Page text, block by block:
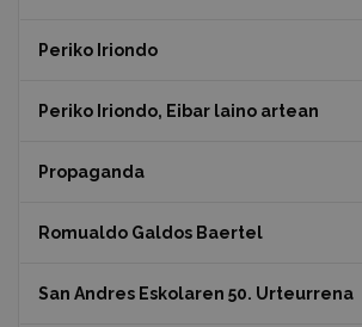
Periko Iriondo
Periko Iriondo, Eibar laino artean
Propaganda
Romualdo Galdos Baertel
San Andres Eskolaren 50. Urteurrena